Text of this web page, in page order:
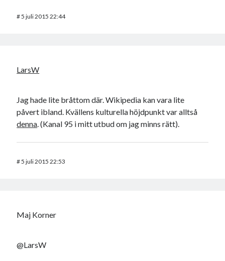
#5 juli 2015 22:44
LarsW
Jag hade lite bråttom där. Wikipedia kan vara lite
påvert ibland. Kvällens kulturella höjdpunkt var alltså
denna. (Kanal 95 i mitt utbud om jag minns rätt).
#5 juli 2015 22:53
Maj Korner
@LarsW